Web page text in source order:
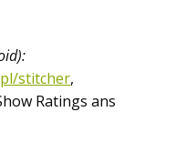
stitcher,
Ratings ans